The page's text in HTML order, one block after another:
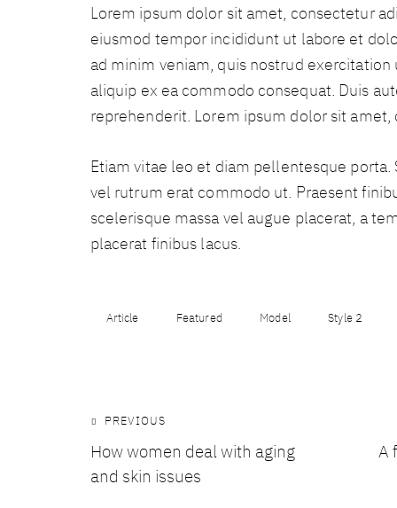
Lorem ipsum dolor sit amet, consectetur
eiusmod tempor incididunt ut labore et
ad minim veniam, quis nostrud
aliquip ex ea commodo consequat. Duis
reprehenderit. Lorem ipsum dolor sit
Etiam vitae leo et diam pellentesque
vel rutrum erat commodo ut. Praesent
scelerisque massa vel augue placerat, a
placerat finibus lacus.
Article Featured Model Style 2
Post
navigation
PREVIOUS
How women deal with aging
and skin issues
A